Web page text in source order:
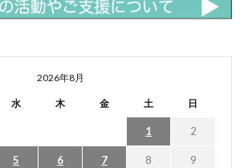
2026年8月
水 木 金 土 日
1 2
5 6 7 8 9